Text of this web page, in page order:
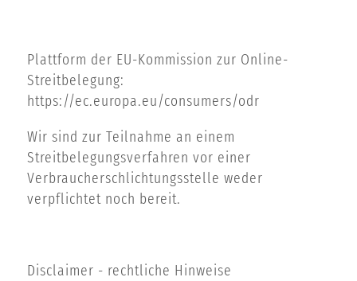
Plattform der EU-Kommission zur Online-
Streitbelegung:
https://ec.europa.eu/consumers/odr
Wir sind zur Teilnahme an einem
Streitbelegungsverfahren vor einer
Verbraucherschlichtungsstelle weder
verpflichtet noch bereit.
Disclaimer - rechtliche Hinweise